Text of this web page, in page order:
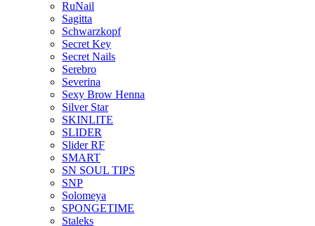
RuNail
Sagitta
Schwarzkopf
Secret Key
Secret Nails
Serebro
Severina
Sexy Brow Henna
Silver Star
SKINLITE
SLIDER
Slider RF
SMART
SN SOUL TIPS
SNP
Solomeya
SPONGETIME
Staleks